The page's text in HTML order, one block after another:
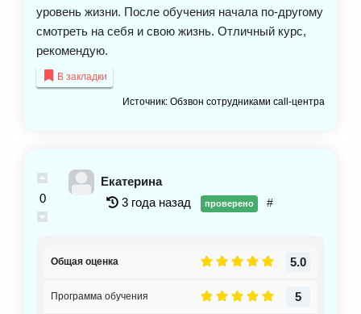
уровень жизни. После обучения начала по-другому
смотреть на себя и свою жизнь. Отличный курс,
рекомендую.
В закладки
Источник: Обзвон сотрудниками call-центра
0
Екатерина
3 года назад
проверено #
5.0
Общая оценка
5
Программа обучения